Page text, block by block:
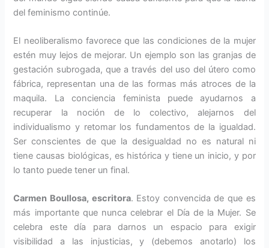
del feminismo continúe.
El neoliberalismo favorece que las condiciones de la mujer
estén muy lejos de mejorar. Un ejemplo son las granjas de
gestación subrogada, que a través del uso del útero como
fábrica, representan una de las formas más atroces de la
maquila. La conciencia feminista puede ayudarnos a
recuperar la noción de lo colectivo, alejarnos del
individualismo y retomar los fundamentos de la igualdad.
Ser conscientes de que la desigualdad no es natural ni
tiene causas biológicas, es histórica y tiene un inicio, y por
lo tanto puede tener un final.
Carmen Boullosa, escritora. Estoy convencida de que es
más importante que nunca celebrar el Día de la Mujer. Se
celebra este día para darnos un espacio para exigir
visibilidad a las injusticias, y (debemos anotarlo) los